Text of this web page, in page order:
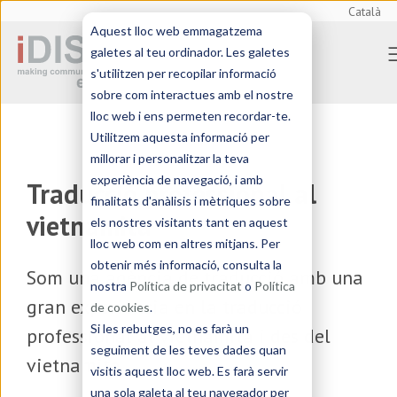
Aquest lloc web emmagatzema
galetes al teu ordinador. Les galetes
s'utilitzen per recopilar informació
sobre com interactues amb el nostre
lloc web i ens permeten recordar-te.
Utilitzem aquesta informació per
millorar i personalitzar la teva
experiència de navegació, i amb
finalitats d'anàlisis i mètriques sobre
els nostres visitants tant en aquest
lloc web com en altres mitjans. Per
obtenir més informació, consulta la
nostra Política de privacitat o Política
de cookies.
Si les rebutges, no es farà un
seguiment de les teves dades quan
visitis aquest lloc web. Es farà servir
una sola galeta al teu navegador per
Català
Traducció professional al
vietnamita
Som unaagència de traducció amb una
gran experiència en la traducció
professional al vietnamita i des del
vietnamita